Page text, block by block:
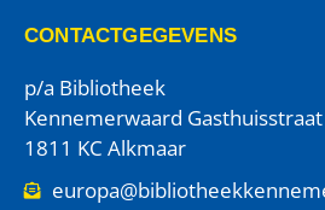
CONTACTGEGEVENS
p/a Bibliotheek
Kennemerwaard
1811 KC Alkmaar